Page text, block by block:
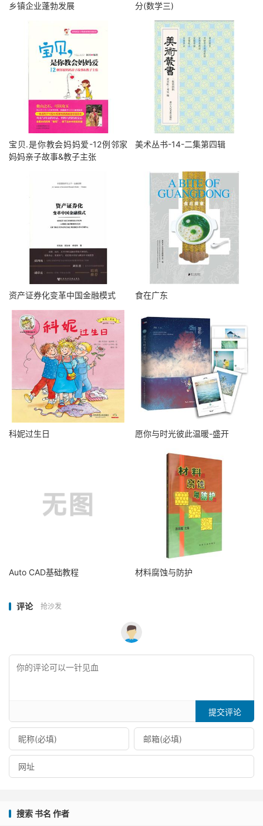
乡镇企业蓬勃发展
分(数学三)
宝贝.是你教会妈妈爱-12例邻家
妈妈亲子故事&教子主张
美术丛书-14-二集第四辑
资产证券化变革中国金融模式 食在广东
科妮过生日 愿你与时光彼此温暖-盛开
Auto CAD基础教程 材料腐蚀与防护
评论 抢沙发
提交评论
搜索 书名 作者